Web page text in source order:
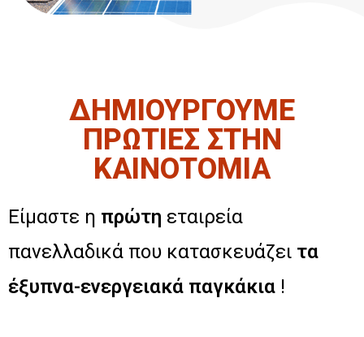
ΔΗΜΙΟΥΡΓΟΥΜΕ
ΠΡΩΤΙΕΣ ΣΤΗΝ
ΚΑΙΝΟΤΟΜΙΑ
Είμαστε η πρώτη εταιρεία
πανελλαδικά που κατασκευάζει τα
έξυπνα-ενεργειακά παγκάκια !